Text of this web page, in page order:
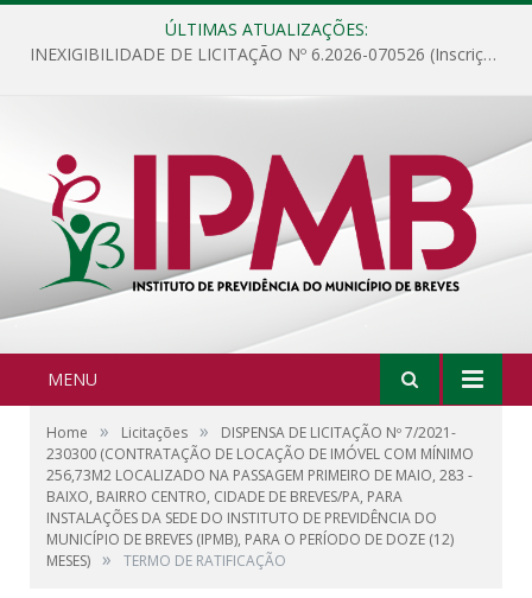
ÚLTIMAS ATUALIZAÇÕES:
INEXIGIBILIDADE DE LICITAÇÃO Nº 6.2026-070526 (Inscrição de Servidores e Conselheiros do Instituto de Previdência do Município de Breves no curso que abordará os assuntos relacionados às funções de Conselho Deliberativo, Conselho Fiscal, Gestor de Recursos e Comitê de Investimentos para prova de certificação que será realizado na cidade de Belém/PA)
MENU
Home » Licitações »
DISPENSA DE LICITAÇÃO Nº 7/2021-
230300 (CONTRATAÇÃO DE LOCAÇÃO DE IMÓVEL COM MÍNIMO
256,73M2 LOCALIZADO NA PASSAGEM PRIMEIRO DE MAIO, 283 -
BAIXO, BAIRRO CENTRO, CIDADE DE BREVES/PA, PARA
INSTALAÇÕES DA SEDE DO INSTITUTO DE PREVIDÊNCIA DO
MUNICÍPIO DE BREVES (IPMB), PARA O PERÍODO DE DOZE (12)
MESES) » TERMO DE RATIFICAÇÃO